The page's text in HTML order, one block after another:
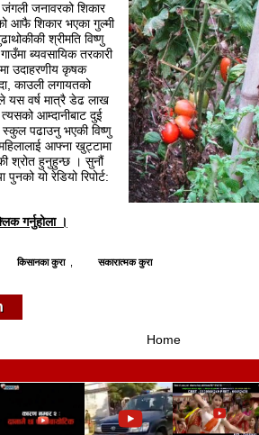
जनावरको शिकार
आफै शिकार भएका गुल्मी
श्रीमति विष्णु
ब्यवसायिक तरकारी
उदाहरणीय कृषक
काउली लगायतको
यस वर्ष मात्रै डेढ लाख
आम्दानीबाट दुई
स्कुल पढाउनु भएकी विष्णु
आफ्ना खुट्टामा
श्रोत हुनुहुन्छ । सुनौं
पुनको यो रेडियो रिपोर्ट:
गर्नुहोला ।
किसानका कुरा सकारात्मक कुरा
Home